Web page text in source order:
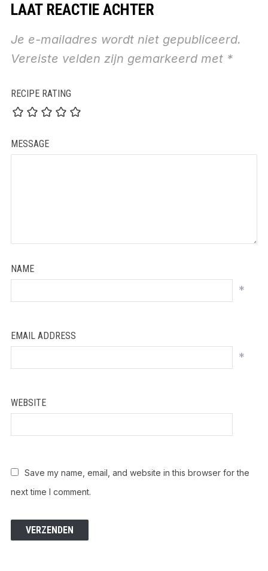
LAAT REACTIE ACHTER
Je e-mailadres wordt niet gepubliceerd.
Vereiste velden zijn gemarkeerd met *
RECIPE RATING
MESSAGE
NAME
*
EMAIL ADDRESS
*
WEBSITE
Save my name, email, and website in this browser for the
next time I comment.